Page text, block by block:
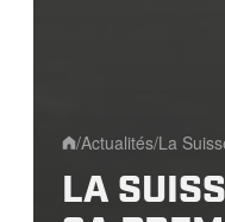
/Actualités/La
LA